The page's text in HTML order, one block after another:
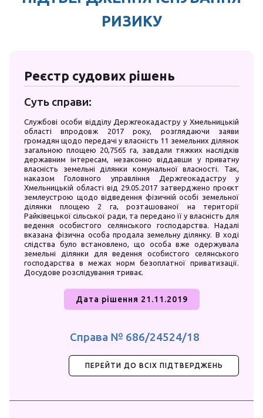
РИЗИКУ
Реєстр судових рішень
Суть справи:
Службові особи відділу Держгеокадастру у Хмельницькій
області впродовж 2017 року, розглядаючи заяви
громадян щодо передачі у власність 11 земельних ділянок
загальною площею 20,7565 га, завдали тяжких наслідків
державним інтересам, незаконно віддавши у приватну
власність земельні ділянки комунальної власності. Так,
наказом Головного управління Держгеокадастру у
Хмельницькій області від 29.05.2017 затверджено проєкт
землеустрою щодо відведення фізичній особі земельної
ділянки площею 2 га, розташованої на території
Райківецької сільської ради, та передано її у власність для
ведення особистого селянського господарства. Надалі
вказана фізична особа продала земельну ділянку. В ході
слідства було встановлено, що особа вже одержувала
земельні ділянки для ведення особистого селянського
господарства в межах норм безоплатної приватизації.
Досудове розслідування триває.
Дата рішення 21.11.2019
Справа № 686/24524/18
ПЕРЕЙТИ ДО ВСІХ ПІДТВЕРДЖЕНЬ